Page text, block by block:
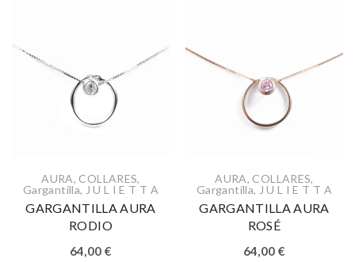
AURA, COLLARES,
Gargantilla, J U L I E T T A
GARGANTILLA AURA
RODIO
64,00 €
AURA, COLLARES,
Gargantilla, J U L I E T T A
GARGANTILLA AURA
ROSÉ
64,00 €